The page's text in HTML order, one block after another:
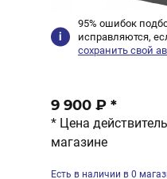
95% ошибок
исправляются,
сохранить свой
9 900 ₽ *
* Цена
магазине
Есть в наличии в 0